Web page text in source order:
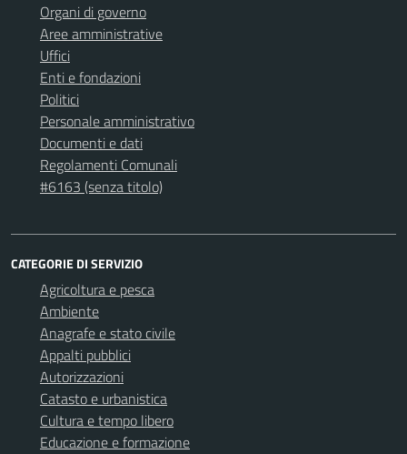
Organi di governo
Aree amministrative
Uffici
Enti e fondazioni
Politici
Personale amministrativo
Documenti e dati
Regolamenti Comunali
#6163 (senza titolo)
CATEGORIE DI SERVIZIO
Agricoltura e pesca
Ambiente
Anagrafe e stato civile
Appalti pubblici
Autorizzazioni
Catasto e urbanistica
Cultura e tempo libero
Educazione e formazione